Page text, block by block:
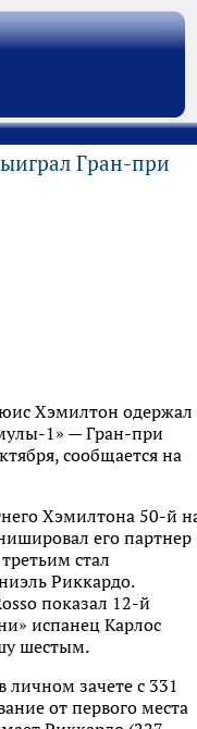
Гран-при
Хэмилтон одержал
1» — Гран-при
сообщается на
Хэмилтона 50-й
его партнер
стал
Риккардо.
показал 12-й
испанец Карлос
шестым.
личном зачете с 331
от первого места